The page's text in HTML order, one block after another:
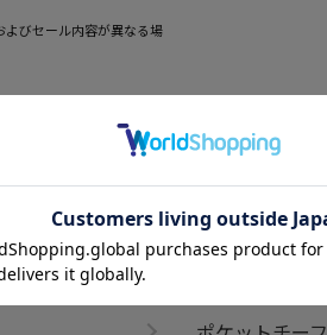
よびセール内容が異なる場
CATEGORY
商品を絞る